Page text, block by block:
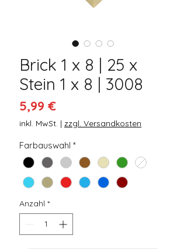
Brick 1 x 8 | 25 x
Stein 1 x 8 | 3008
5,99 €Preis
inkl. MwSt. | zzgl. Versandkosten
Farbauswahl *
Anzahl *